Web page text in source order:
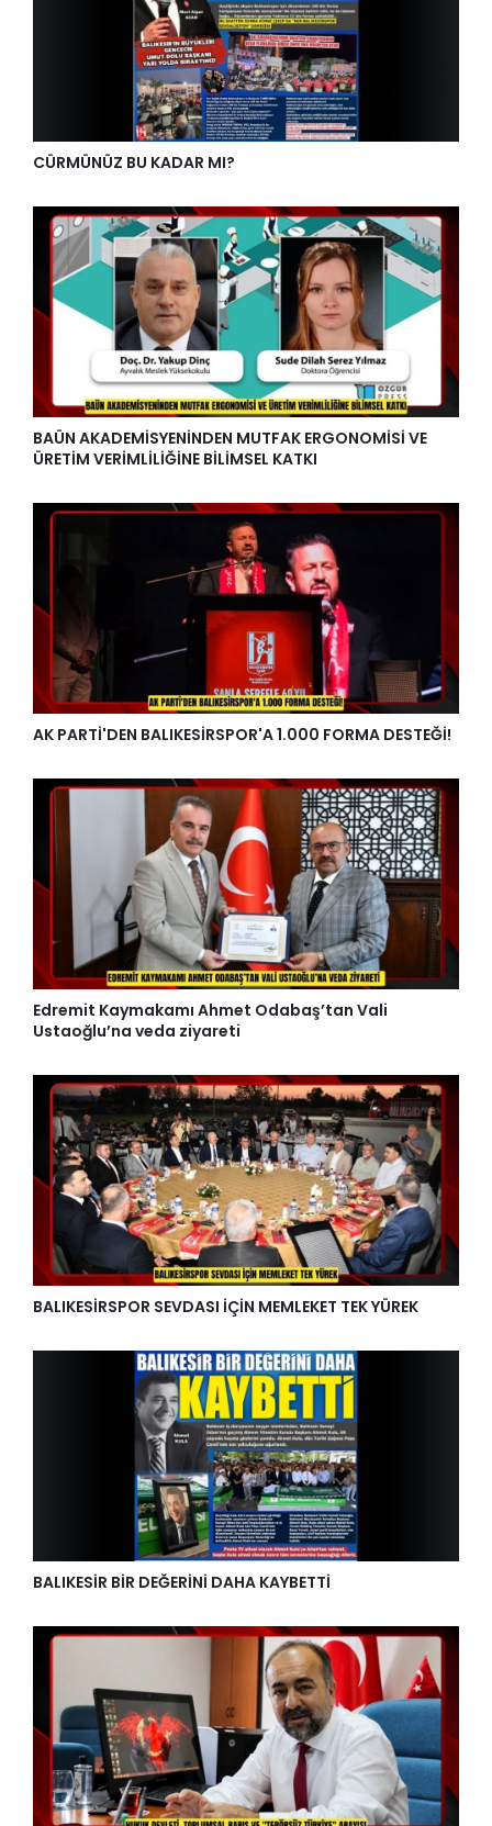
CÜRMÜNÜZ BU KADAR MI?
BAÜN AKADEMİSYENİNDEN MUTFAK ERGONOMİSİ VE
ÜRETİM VERİMLİLİĞİNE BİLİMSEL KATKI
AK PARTİ'DEN BALIKESİRSPOR'A 1.000 FORMA DESTEĞİ!
Edremit Kaymakamı Ahmet Odabaş’tan Vali
Ustaoğlu’na veda ziyareti
BALIKESİRSPOR SEVDASI İÇİN MEMLEKET TEK YÜREK
BALIKESİR BİR DEĞERİNİ DAHA KAYBETTİ